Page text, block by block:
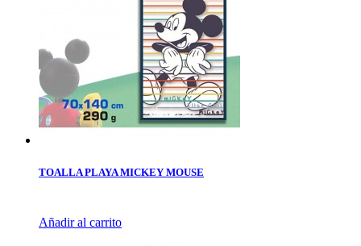
TOALLA PLAYA MICKEY MOUSE
Añadir al carrito